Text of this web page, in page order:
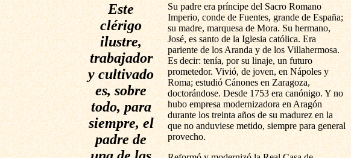
Este
clérigo
ilustre,
trabajador
y cultivado
es, sobre
todo, para
siempre, el
padre de
Su padre era príncipe del Sacro Romano
Imperio, conde de Fuentes, grande de España;
su madre, marquesa de Mora. Su hermano,
José, es santo de la Iglesia católica. Era
pariente de los Aranda y de los Villahermosa.
Es decir: tenía, por su linaje, un futuro
prometedor. Vivió, de joven, en Nápoles y
Roma; estudió Cánones en Zaragoza,
doctorándose. Desde 1753 era canónigo. Y no
hubo empresa modernizadora en Aragón
durante los treinta años de su madurez en la
que no anduviese metido, siempre para general
provecho.